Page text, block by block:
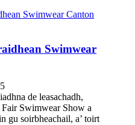
Swimwear
de leasachadh,
Swimwear Show a
gu soirbheachail, a’ toirt